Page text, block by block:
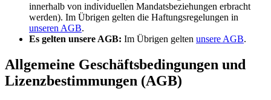
innerhalb von individuellen Mandatsbeziehungen erbracht
werden). Im Übrigen gelten die Haftungsregelungen in
unseren AGB.
Es gelten unsere AGB: Im Übrigen gelten unsere AGB.
Allgemeine Geschäftsbedingungen und
Lizenzbestimmungen (AGB)